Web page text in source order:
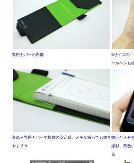
専用カバーの内部
Sサイズの
ールペンも
表紙＋専用カバーで抜群の安定感。メモが減っても書き
やすそう
書いたメモ
撮影。黄色
る